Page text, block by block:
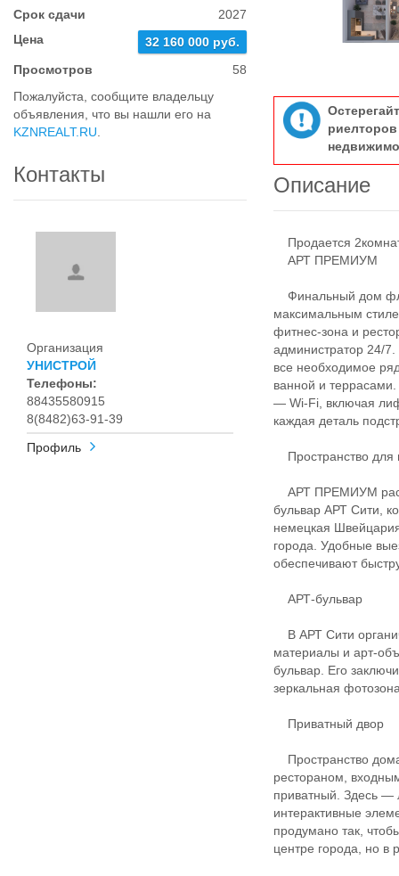
Срок сдачи
2027
Цена
32 160 000 руб.
Просмотров
58
Пожалуйста, сообщите владельцу
объявления, что вы нашли его на
KZNREALT.RU
Контакты
Организация
УНИСТРОЙ
Телефоны:
88435580915
8(8482)63-91-39
Профиль
Описание
Продается
АРТ ПРЕМИУМ
Финальный дом
максимальным
фитнес-зона и
администратор 24/
все необходимое
ванной и
— Wi-Fi, включая
каждая деталь
Пространство для
АРТ ПРЕМИУМ
бульвар АРТ Сити,
немецкая
города. Удобные
обеспечивают
АРТ-бульвар
В АРТ Сити
материалы и арт-
бульвар. Его
зеркальная
Приватный двор
Пространство
рестораном,
приватный. Здесь —
интерактивные
продумано так,
центре города, но в